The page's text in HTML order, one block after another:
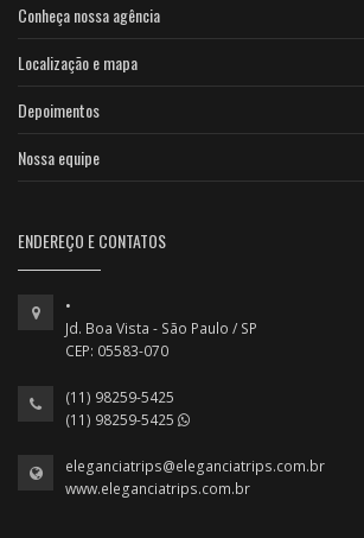
Conheça nossa agência
Localização e mapa
Depoimentos
Nossa equipe
ENDEREÇO E CONTATOS
•
Jd. Boa Vista - São Paulo / SP
CEP: 05583-070
(11) 98259-5425
(11) 98259-5425
eleganciatrips@eleganciatrips.com.br
www.eleganciatrips.com.br